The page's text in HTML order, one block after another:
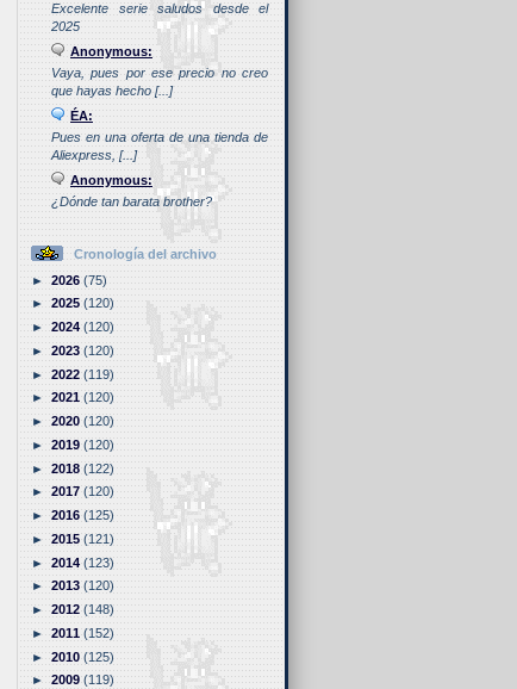
Excelente serie saludos desde el
2025
Anonymous:
Vaya, pues por ese precio no creo
que hayas hecho [...]
ÉA:
Pues en una oferta de una tienda de
Aliexpress, [...]
Anonymous:
¿Dónde tan barata brother?
Cronología del archivo
►2026(75)
►2025(120)
►2024(120)
►2023(120)
►2022(119)
►2021(120)
►2020(120)
►2019(120)
►2018(122)
►2017(120)
►2016(125)
►2015(121)
►2014(123)
►2013(120)
►2012(148)
►2011(152)
►2010(125)
►2009(119)